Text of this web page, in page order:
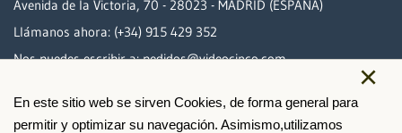
×
En este sitio web se sirven Cookies, de forma general para
permitir y optimizar su navegación. Asimismo,utilizamos
Avenida de la Victoria, 70 - 28023 - MADRID (ESPAÑA)
Llámanos ahora: (+34) 915 429 352
Nos puedes escribir a:pedidos@videocinco.com
PAGO SEGURO